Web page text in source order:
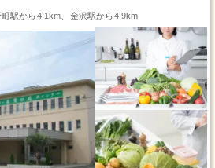
駅から4.1km、金沢駅から4.9km